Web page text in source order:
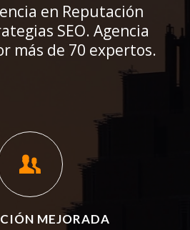
en Reputación
SEO. Agencia
más de 70 expertos.
MEJORADA